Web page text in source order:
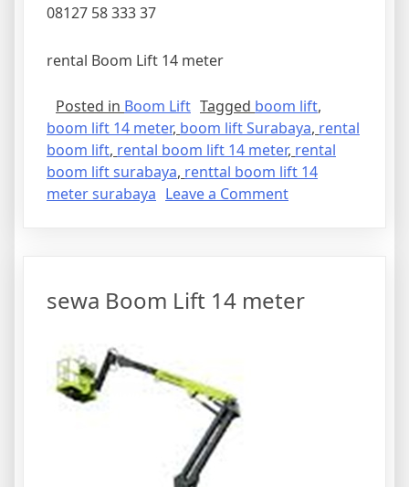
08127 58 333 37
rental Boom Lift 14 meter
Posted in Boom Lift Tagged boom lift,
boom lift 14 meter, boom lift Surabaya, rental
boom lift, rental boom lift 14 meter, rental
boom lift surabaya, renttal boom lift 14
meter surabaya Leave a Commenton
meter
sewa Boom Lift 14 meter